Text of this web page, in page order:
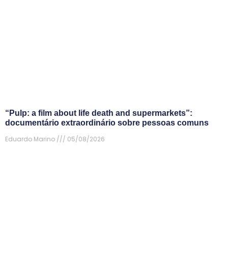
“Pulp: a film about life death and supermarkets”:
documentário extraordinário sobre pessoas comuns
Eduardo Marino
05/08/2026